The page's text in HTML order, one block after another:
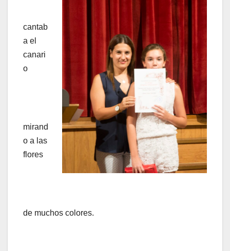
cantab
a el
canari
o
mirand
o a las
flores
de muchos colores.